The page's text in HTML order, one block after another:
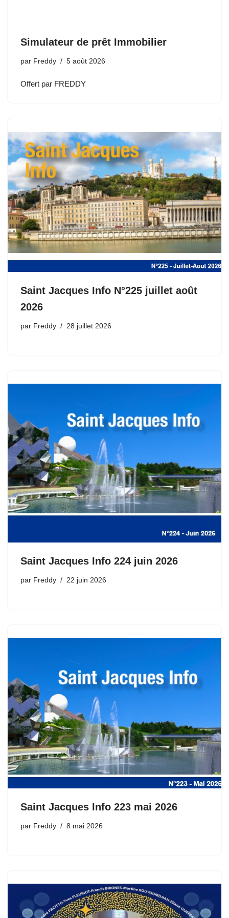
Simulateur de prêt Immobilier
par Freddy 5 août 2026
Offert par FREDDY
Saint Jacques Info N°225 juillet août
2026
par Freddy 28 juillet 2026
Saint Jacques Info 224 juin 2026
par Freddy 22 juin 2026
Saint Jacques Info 223 mai 2026
par Freddy 8 mai 2026